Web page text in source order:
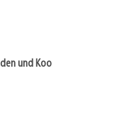
und Koo